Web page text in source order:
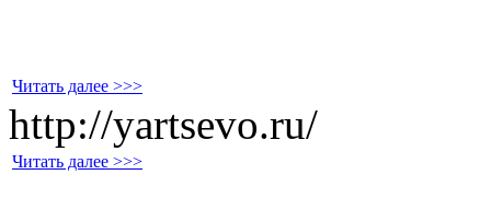
Читать далее >>>
http://yartsevo.ru/
Читать далее >>>